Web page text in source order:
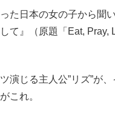
た日本の女の子から聞
て』（原題「Eat, Pray,
演じる主人公”リズ”が
これ。